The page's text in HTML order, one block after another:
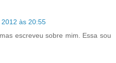
às 20:55
escreveu sobre mim. Essa sou